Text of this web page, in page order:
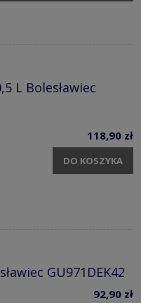
L Bolesławiec
118,90 zł
DO KOSZYKA
GU971DEK42
92,90 zł